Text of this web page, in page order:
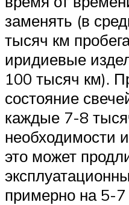
заменять (в
тысяч км
иридиевые
100 тысяч км).
состояние
каждые 7-8
необходимости
это может
примерно на 5-7